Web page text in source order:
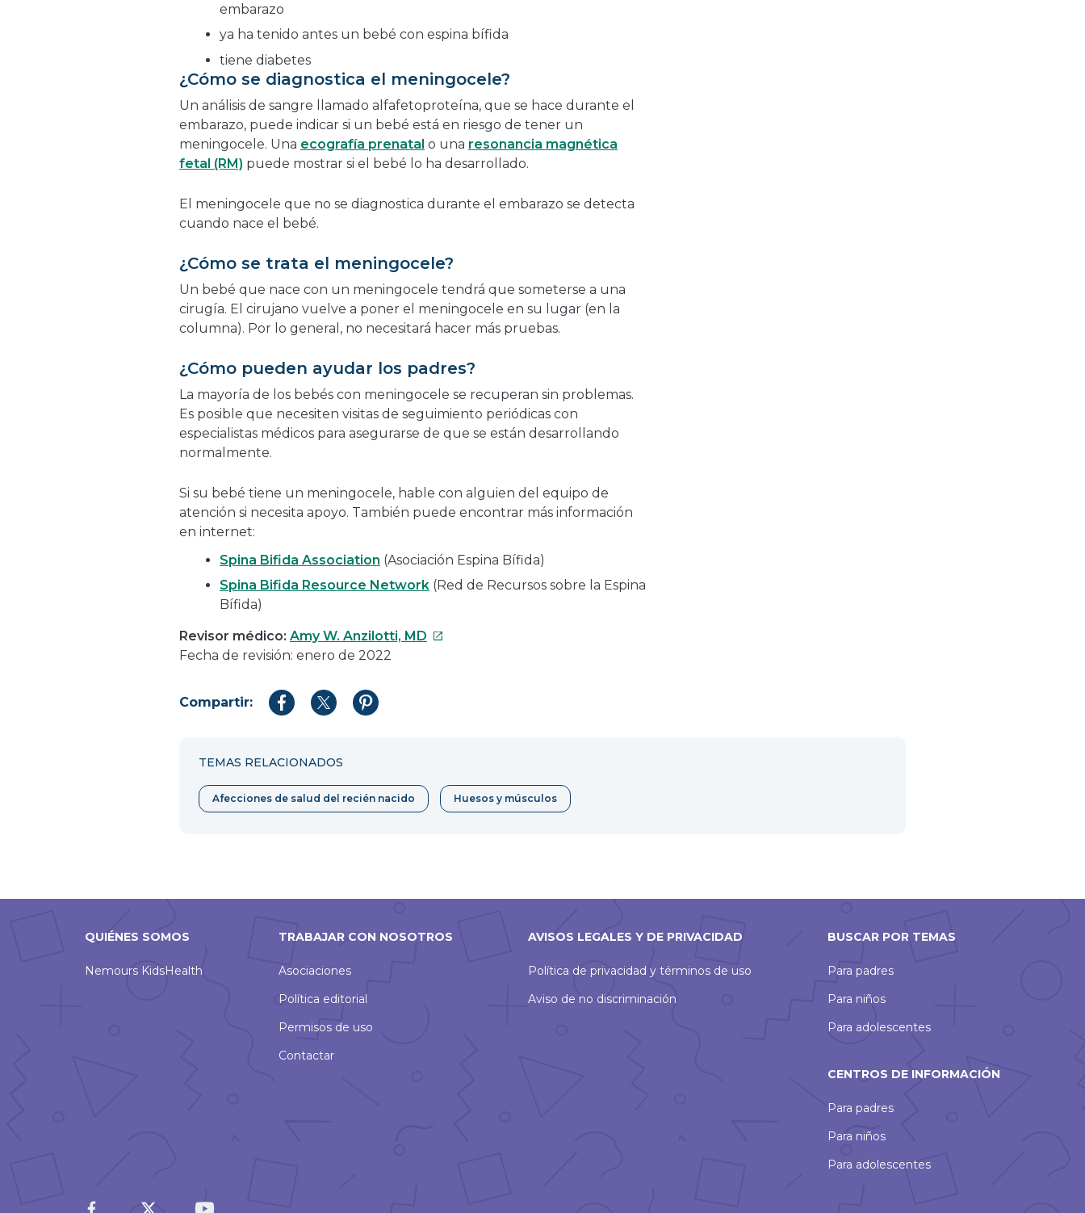
embarazo
ya ha tenido antes un bebé con espina bífida
tiene diabetes
¿Cómo se diagnostica el meningocele?
Un análisis de sangre llamado alfafetoproteína, que se hace durante el
embarazo, puede indicar si un bebé está en riesgo de tener un
meningocele. Una ecografía prenatal o una resonancia magnética
fetal (RM) puede mostrar si el bebé lo ha desarrollado.
El meningocele que no se diagnostica durante el embarazo se detecta
cuando nace el bebé.
¿Cómo se trata el meningocele?
Un bebé que nace con un meningocele tendrá que someterse a una
cirugía. El cirujano vuelve a poner el meningocele en su lugar (en la
columna). Por lo general, no necesitará hacer más pruebas.
¿Cómo pueden ayudar los padres?
La mayoría de los bebés con meningocele se recuperan sin problemas.
Es posible que necesiten visitas de seguimiento periódicas con
especialistas médicos para asegurarse de que se están desarrollando
normalmente.
Si su bebé tiene un meningocele, hable con alguien del equipo de
atención si necesita apoyo. También puede encontrar más información
en internet:
Spina Bifida Association (Asociación Espina Bífida)
Spina Bifida Resource Network (Red de Recursos sobre la Espina
Bífida)
Revisor médico: Amy W. Anzilotti, MD Este
Fecha de revisión: enero de 2022
Compartir:
CompartirCompartirCompartir
TEMAS RELACIONADOS
Afecciones de salud del recién nacido Huesos y músculos
QUIÉNES SOMOS
Nemours KidsHealth
TRABAJAR CON NOSOTROS
Asociaciones
Política editorial
Permisos de uso
Contactar
AVISOS LEGALES Y DE PRIVACIDAD
Política de privacidad y términos de uso
Aviso de no discriminación
BUSCAR POR TEMAS
Para padres
Para niños
Para adolescentes
CENTROS DE INFORMACIÓN
Para padres
Para niños
Para adolescentes